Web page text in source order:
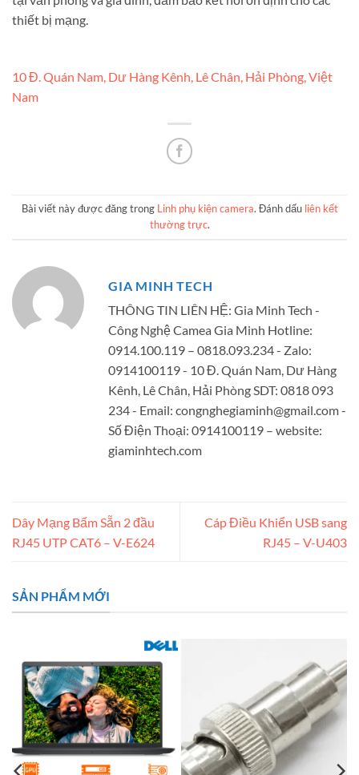
thiết bị mạng.
10 Đ. Quán Nam, Dư Hàng Kênh, Lê Chân, Hải Phòng, Việt
Nam
Bài viết này được đăng trong Linh phụ kiện camera. Đánh dấu liên kết
thường trực.
GIA MINH TECH
THÔNG TIN LIÊN HỆ: Gia Minh Tech -
Công Nghệ Camea Gia Minh Hotline:
0914.100.119 – 0818.093.234 - Zalo:
0914100119 - 10 Đ. Quán Nam, Dư Hàng
Kênh, Lê Chân, Hải Phòng SDT: 0818 093
234 - Email: congnghegiaminh@gmail.com-
Số Điện Thoại: 0914100119 – website:
giaminhtech.com
Dây Mạng Bấm Sẵn 2 đầu
RJ45 UTP CAT6 – V-E624
Cáp Điều Khiển USB sang
RJ45 – V-U403
SẢN PHẨM MỚI